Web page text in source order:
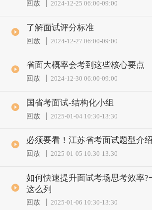
回放 2024-12-25 06:00-09:00
了解面试评分标准
回放 2024-12-27 06:00-09:00
省面大概率会考到这些核心要点
回放 2024-12-30 06:00-09:00
国省考面试-结构化小组
回放 2025-01-04 10:30-13:30
必须要看！江苏省考面试题型介
回放 2025-01-05 10:30-13:30
如何快速提升面试考场思考效率?
这么列
回放 2025-01-06 10:30-13:30